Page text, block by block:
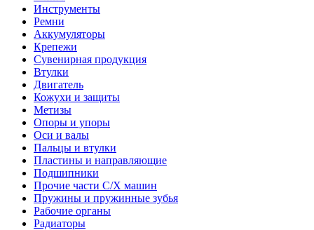
Инструменты
Ремни
Аккумуляторы
Крепежи
Сувенирная продукция
Втулки
Двигатель
Кожухи и защиты
Метизы
Опоры и упоры
Оси и валы
Пальцы и втулки
Пластины и направляющие
Подшипники
Прочие части С/Х машин
Пружины и пружинные зубья
Рабочие органы
Радиаторы